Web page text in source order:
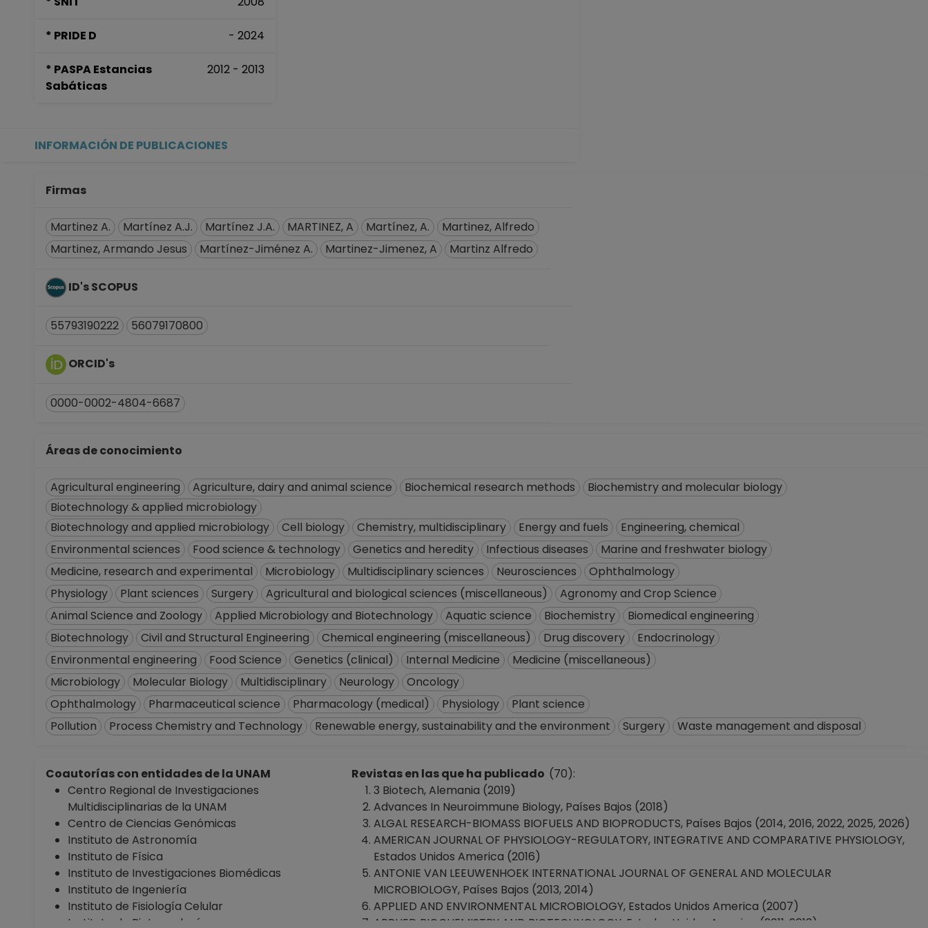
* PRIDE D - 2024
* PASPA Estancias
Sabáticas
2012 - 2013
INFORMACIÓN DE PUBLICACIONES
Firmas
Martinez A. Martínez A.J. Martínez J.A. MARTINEZ, A Martínez, A.
Martinez, Alfredo
Martinez, Armando Jesus
Martínez-Jiménez A. Martinez-Jimenez, A Martinz Alfredo
ID's SCOPUS
55793190222 56079170800
ORCID's
0000-0002-4804-6687
Áreas de conocimiento
Agricultural engineering Agriculture, dairy and animal science Biochemical research methods
Biochemistry and molecular biology
Biotechnology & applied microbiology
Biotechnology and applied microbiology
Cell biology Chemistry, multidisciplinary Energy and fuels
Engineering, chemical
Environmental sciences
Food science & technology Genetics and heredity Infectious diseases
Marine and freshwater biology
Medicine, research and experimental
Microbiology Multidisciplinary sciences Neurosciences
Ophthalmology
Physiology
Plant sciences Surgery Agricultural and biological sciences (miscellaneous)
Agronomy and Crop Science
Animal Science and Zoology
Applied Microbiology and Biotechnology Aquatic science Biochemistry
Biomedical engineering
Biotechnology
Civil and Structural Engineering Chemical engineering (miscellaneous) Drug discovery
Endocrinology
Environmental engineering
Food Science Genetics (clinical) Internal Medicine
Medicine (miscellaneous)
Microbiology
Molecular Biology Multidisciplinary Neurology
Oncology
Ophthalmology
Pharmaceutical science Pharmacology (medical) Physiology
Plant science
Pollution
Process Chemistry and Technology Renewable energy, sustainability and the environment Surgery Waste management and disposal
Coautorías con entidades de la UNAM
Centro Regional de Investigaciones
Multidisciplinarias de la UNAM
Centro de Ciencias Genómicas
Instituto de Astronomía
Instituto de Física
Instituto de Investigaciones Biomédicas
Instituto de Ingeniería
Instituto de Fisiología Celular
Instituto de Biotecnología
Revistas en las que ha publicado (70):
3 Biotech, Alemania (2019)
Advances In Neuroimmune Biology, Países Bajos (2018)
ALGAL RESEARCH-BIOMASS BIOFUELS AND BIOPRODUCTS, Países Bajos (2014, 2016, 2022, 2025, 2026)
AMERICAN JOURNAL OF PHYSIOLOGY-REGULATORY, INTEGRATIVE AND COMPARATIVE PHYSIOLOGY,
Estados Unidos America (2016)
ANTONIE VAN LEEUWENHOEK INTERNATIONAL JOURNAL OF GENERAL AND MOLECULAR
MICROBIOLOGY, Países Bajos (2013, 2014)
APPLIED AND ENVIRONMENTAL MICROBIOLOGY, Estados Unidos America (2007)
APPLIED BIOCHEMISTRY AND BIOTECHNOLOGY, Estados Unidos America (2011, 2013)